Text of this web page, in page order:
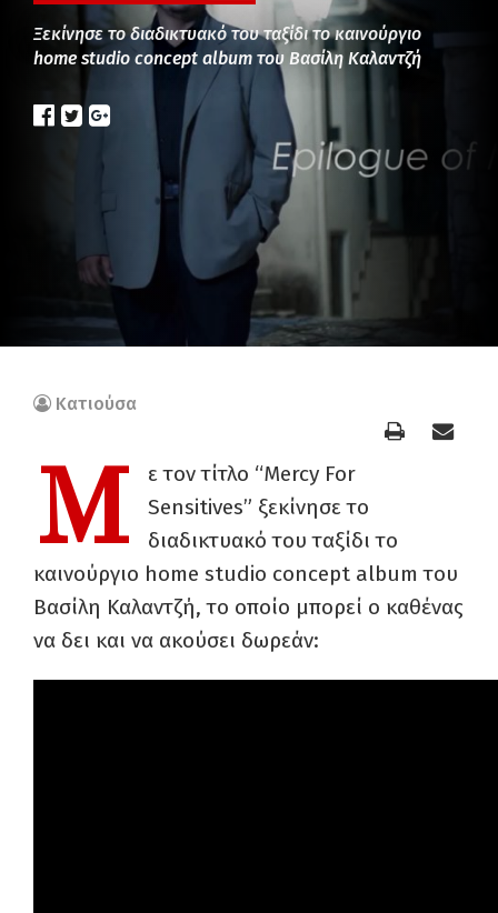
Ξεκίνησε το διαδικτυακό του ταξίδι το καινούργιο
home studio concept album του Βασίλη Καλαντζή
Κατιούσα
Μ
ε τον τίτλο “Mercy For
Sensitives” ξεκίνησε το
διαδικτυακό του ταξίδι το
καινούργιο home studio concept album του
Βασίλη Καλαντζή, το οποίο μπορεί ο καθένας
να δει και να ακούσει δωρεάν: